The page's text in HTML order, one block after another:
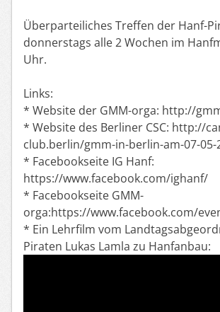
Überparteiliches Treffen der Hanf-
donnerstags alle 2 Wochen im
Uhr.
Links:
* Website der GMM-orga: http://
* Website des Berliner CSC: http://
club.berlin/gmm-in-berlin-am-07-05-
* Facebookseite IG Hanf:
https://www.facebook.com/ighanf/
* Facebookseite GMM-
orga:https://www.facebook.com/
* Ein Lehrfilm vom
Piraten Lukas Lamla zu Hanfanbau: